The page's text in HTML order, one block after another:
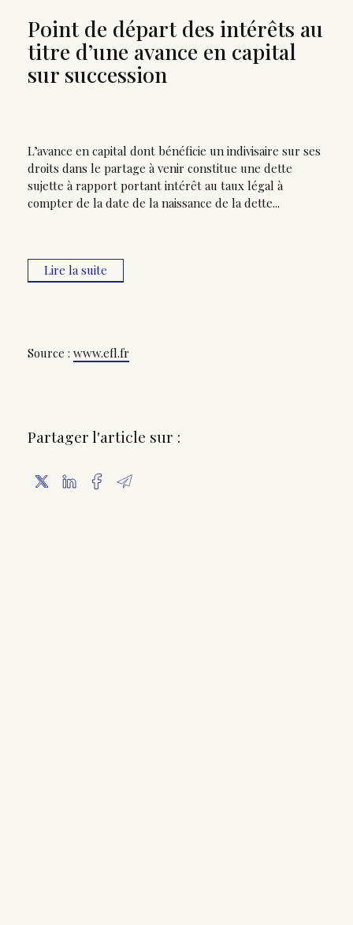
Point de départ des intérêts au
titre d’une avance en capital
sur succession
Source : www.efl.fr
L’avance en capital dont bénéficie un indivisaire sur ses
droits dans le partage à venir constitue une dette
sujette à rapport portant intérêt au taux légal à
compter de la date de la naissance de la dette...
Lire la suite